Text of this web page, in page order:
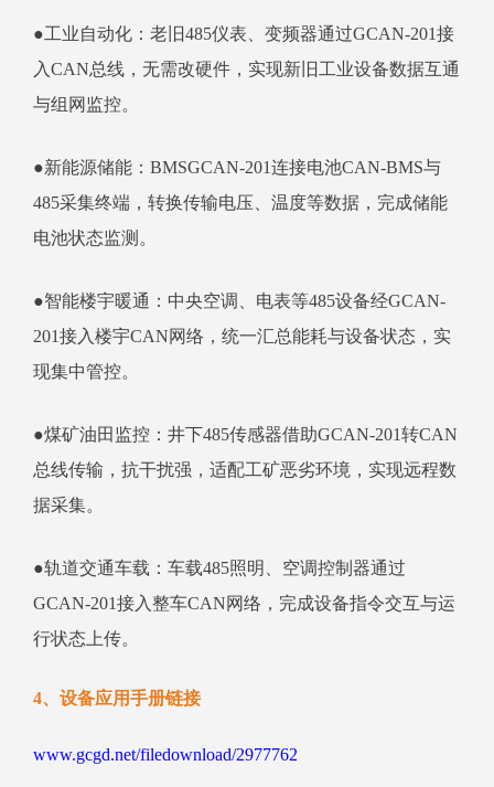
●工业自动化：老旧485仪表、变频器通过GCAN-201接
入CAN总线，无需改硬件，实现新旧工业设备数据互通
与组网监控。
●新能源储能：BMSGCAN-201连接电池CAN-BMS与
485采集终端，转换传输电压、温度等数据，完成储能
电池状态监测。
●智能楼宇暖通：中央空调、电表等485设备经GCAN-
201接入楼宇CAN网络，统一汇总能耗与设备状态，实
现集中管控。
●煤矿油田监控：井下485传感器借助GCAN-201转CAN
总线传输，抗干扰强，适配工矿恶劣环境，实现远程数
据采集。
●轨道交通车载：车载485照明、空调控制器通过
GCAN-201接入整车CAN网络，完成设备指令交互与运
行状态上传。
4、设备应用手册链接
www.gcgd.net/filedownload/2977762